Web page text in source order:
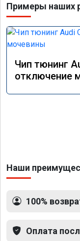
Примеры наших
Чип тюнинг
отключение
Наши
100%
Оплата